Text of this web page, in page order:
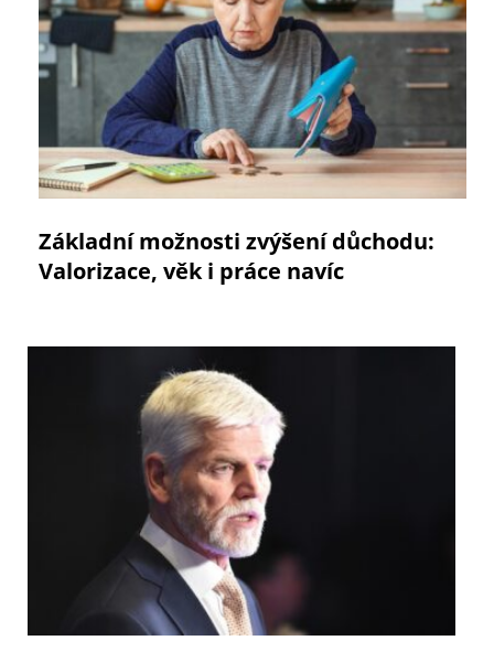
Základní možnosti zvýšení důchodu:
Valorizace, věk i práce navíc